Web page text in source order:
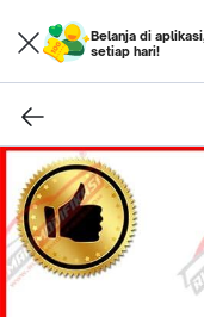
Belanja di
setiap hari!